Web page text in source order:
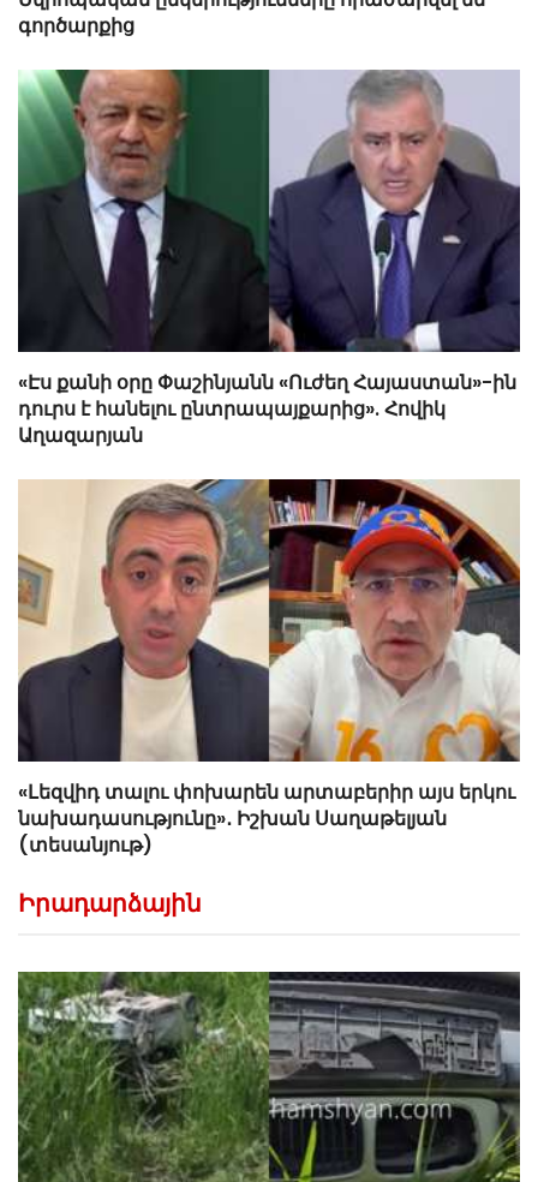
գործարքից
«Էս քանի օրը Փաշինյանն «Ուժեղ Հայաստան»-ին
դուրս է հանելու ընտրապայքարից». Հովիկ
Աղազարյան
«Լեզվիդ տալու փոխարեն արտաբերիր այս երկու
նախադասությունը»․ Իշխան Սաղաթելյան
(տեսանյութ)
Իրադարձային